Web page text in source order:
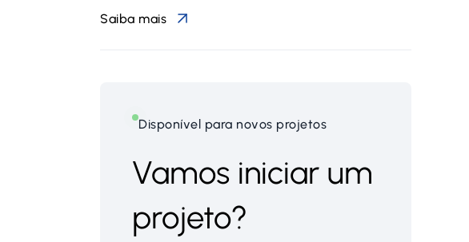
Saiba mais
Disponível para novos projetos
Vamos iniciar um
projeto?